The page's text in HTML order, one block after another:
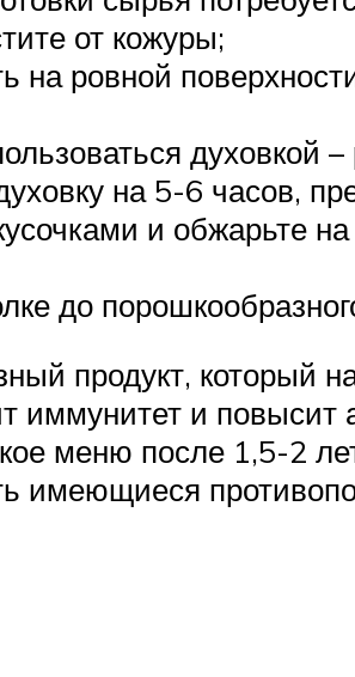
от кожуры;
на ровной
духовкой
на 5-6 часов,
и обжарьте
до
продукт, который
иммунитет и
меню после 1,5-2
имеющиеся